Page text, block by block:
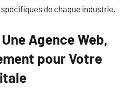
de chaque industrie.
Agence Web,
pour Votre